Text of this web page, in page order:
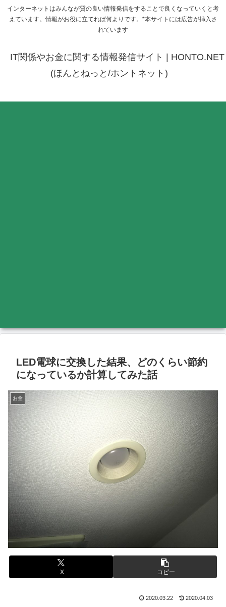
インターネットはみんなが質の良い情報発信をすることで良くなっていくと考
えています。情報がお役に立てれば何よりです。*本サイトには広告が挿入さ
れています
IT関係やお金に関する情報発信サイト | HONTO.NET
(ほんとねっと/ホントネット)
LED電球に交換した結果、どのくらい節約
になっているか計算してみた話
お金
X コピー
2020.03.22 2020.04.03